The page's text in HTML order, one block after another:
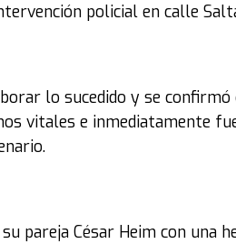
policial en calle
lo sucedido y se
vitales e inmediatamente
pareja César Heim con una